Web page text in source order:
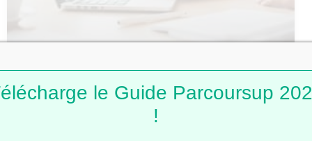
le Guide Parcoursup
!